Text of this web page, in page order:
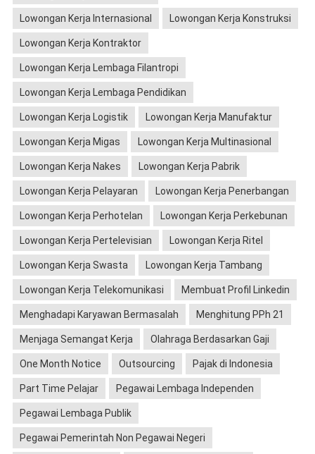
Lowongan Kerja Internasional Lowongan Kerja Konstruksi
Lowongan Kerja Kontraktor
Lowongan Kerja Lembaga Filantropi
Lowongan Kerja Lembaga Pendidikan
Lowongan Kerja Logistik Lowongan Kerja Manufaktur
Lowongan Kerja Migas Lowongan Kerja Multinasional
Lowongan Kerja Nakes Lowongan Kerja Pabrik
Lowongan Kerja Pelayaran Lowongan Kerja Penerbangan
Lowongan Kerja Perhotelan Lowongan Kerja Perkebunan
Lowongan Kerja Pertelevisian Lowongan Kerja Ritel
Lowongan Kerja Swasta Lowongan Kerja Tambang
Lowongan Kerja Telekomunikasi Membuat Profil Linkedin
Menghadapi Karyawan Bermasalah Menghitung PPh 21
Menjaga Semangat Kerja Olahraga Berdasarkan Gaji
One Month Notice Outsourcing Pajak di Indonesia
Part Time Pelajar Pegawai Lembaga Independen
Pegawai Lembaga Publik
Pegawai Pemerintah Non Pegawai Negeri